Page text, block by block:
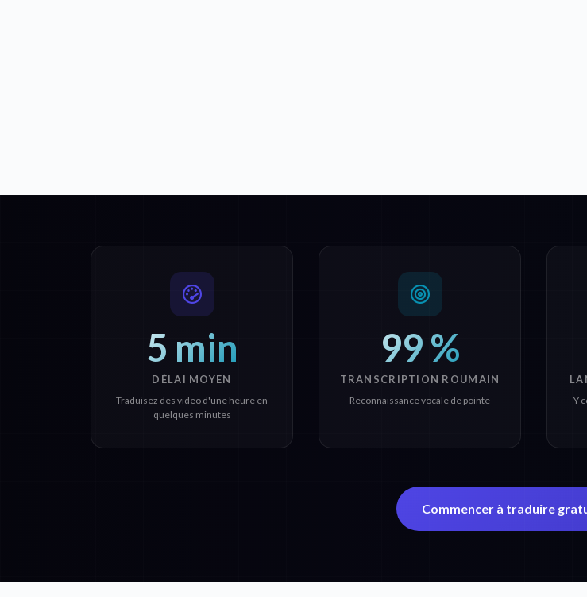
5 min
DÉLAI MOYEN
Traduisez des video d'une heure en
quelques minutes
99 %
TRANSCRIPTION ROUMAIN
Reconnaissance vocale de pointe Y
Commencer à traduire